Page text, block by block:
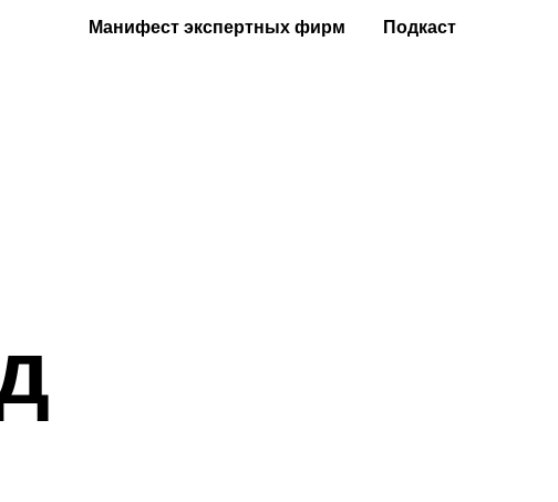
Манифест экспертных фирм Подкаст